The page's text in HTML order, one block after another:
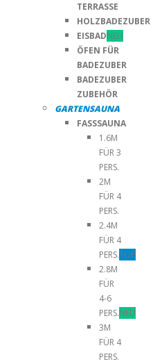
TERRASSE
HOLZBADEZUBER
EISBADNEU
ÖFEN FÜR
BADEZUBER
BADEZUBER
ZUBEHÖR
GARTENSAUNA
FASSSAUNA
1.6M
FÜR 3
PERS.
2M
FÜR 4
PERS.
2.4M
FÜR 4
PERS.TOP
2.8M
FÜR
4-6
PERS.NEU
3M
FÜR 4
PERS.